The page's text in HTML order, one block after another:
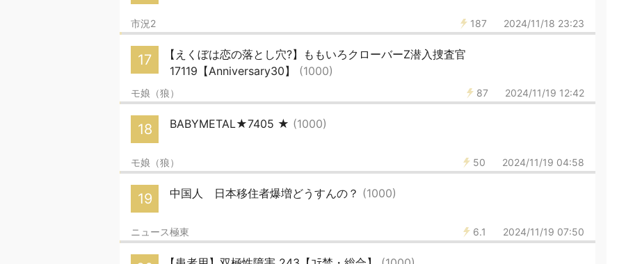
187 2024/11/18 23:23
市況2
17
【えくぼは恋の落とし穴?】ももいろクローバーZ潜入捜査官
17119【Anniversary30】 (1000)
87 2024/11/19 12:42
モ娘（狼）
18 BABYMETAL★7405 ★ (1000)
50 2024/11/19 04:58
モ娘（狼）
19 中国人 日本移住者爆増どうすんの？ (1000)
6.1 2024/11/19 07:50
ニュース極東